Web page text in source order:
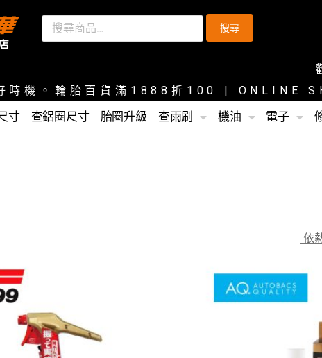
搜尋
歡迎
時機。輪胎百貨滿1888折100
| ONLINE
寸 查鋁圈尺寸 胎圈升級 查雨刷 機油 電子